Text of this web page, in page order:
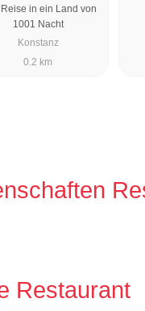
in ein Land von
1001 Nacht
Konstanz
0.2 km
Restaurant